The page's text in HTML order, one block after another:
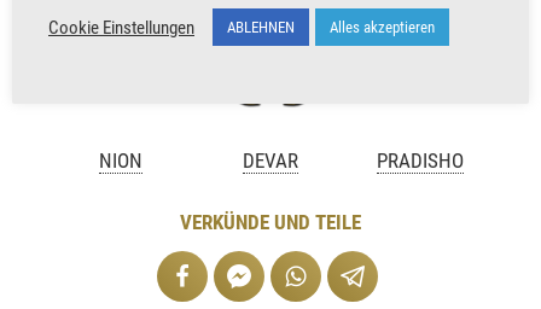
NION DEVAR PRADISHO
VERKÜNDE UND TEILE
Cookie Einstellungen ABLEHNEN Alles akzeptieren